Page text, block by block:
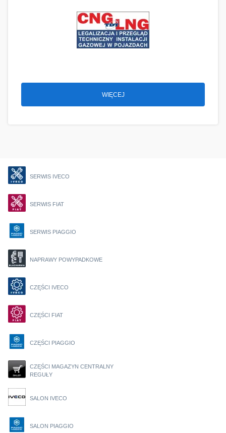
WIĘCEJ
SERWIS IVECO
SERWIS FIAT
SERWIS PIAGGIO
NAPRAWY POWYPADKOWE
CZĘŚCI IVECO
CZĘŚCI FIAT
CZĘŚCI PIAGGIO
CZĘŚCI MAGAZYN CENTRALNY
REGUŁY
SALON IVECO
SALON PIAGGIO